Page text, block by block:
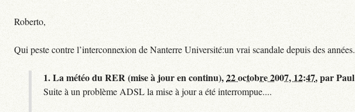
Roberto,
Qui peste contre l’interconnexion de Nanterre Université:un vrai scandale depuis des années.
1.La météo du RER (mise à jour en continu),22 octobre 2007, 12:47,parPaul
Suite à un problème ADSL la mise à jour a été interrompue....